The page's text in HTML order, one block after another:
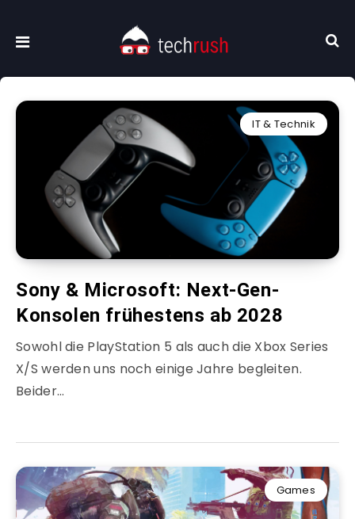
IT & Technik
Sony & Microsoft: Next-Gen-
Konsolen frühestens ab 2028
Sowohl die PlayStation 5 als auch die Xbox Series
X/S werden uns noch einige Jahre begleiten.
Beider…
Games